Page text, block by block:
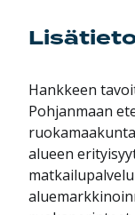
Hankkeen
Pohjanmaan
alueen